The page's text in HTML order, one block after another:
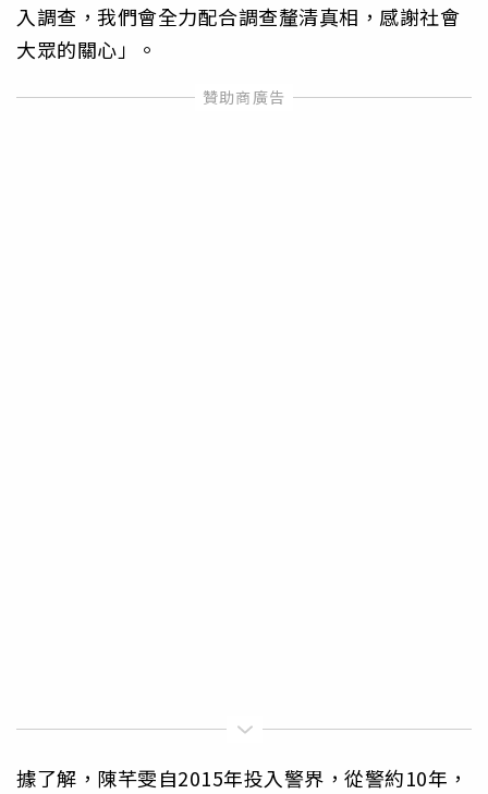
入調查，我們會全力配合調查釐清真相，感謝社會
大眾的關心」。
據了解，陳芊雯自2015年投入警界，從警約10年，